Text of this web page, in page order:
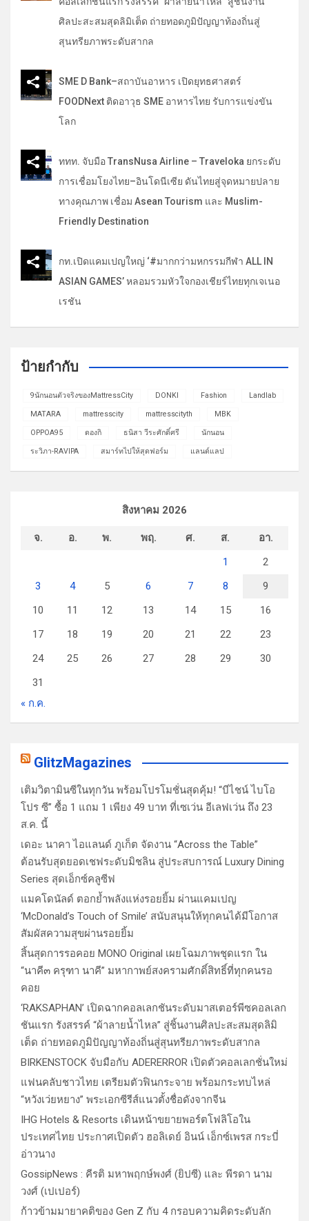
ศิลปะสะสมสุดลิมิเต็ด ถ่ายทอดภูมิปัญญาท้องถิ่นสู่
สุนทรียภาพระดับสากล
SME D Bank–สถาบันอาหาร เปิดยุทธศาสตร์
FOODNext ติดอาวุธ SME อาหารไทย รับการแข่งขัน
โลก
ททท. จับมือ TransNusa Airline – Traveloka ยกระดับ
การเชื่อมโยงไทย–อินโดนีเซีย ดันไทยสู่จุดหมายปลาย
ทางคุณภาพ เชื่อม Asean Tourism และ Muslim-
Friendly Destination
กท.เปิดแคมเปญใหญ่ ‘#มากกว่ามหกรรมกีฬา ALL IN
ASIAN GAMES’ หลอมรวมหัวใจกองเชียร์ไทยทุกเจเนอ
เรชัน
ป้ายกำกับ
9นักนอนตัวจริงของMattressCity DONKI Fashion Landlab
MATARA mattresscity mattresscityth MBK
OPPOA95 ดองกิ ธนิสา วีระศักดิ์ศรี นักนอน
ระวิภา-RAVIPA สมาร์ทไปให้สุดฟอร์ม แลนด์แลป
สิงหาคม 2026
จ. อ. พ. พฤ. ศ. ส.
อา.
1
2
3
4 5 6 7 8
9
10
11 12 13 14 15
16
17
18 19 20 21 22
23
24
25 26 27 28 29
30
31
« ก.ค.
GlitzMagazines
เติมวิตามินซีในทุกวัน พร้อมโปรโมชั่นสุดคุ้ม! “บีไชน์ ไบโอ
โปร ซี” ซื้อ 1 แถม 1 เพียง 49 บาท ที่เซเว่น อีเลฟเว่น ถึง 23
ส.ค. นี้
เดอะ นาคา ไอแลนด์ ภูเก็ต จัดงาน “Across the Table”
ต้อนรับสุดยอดเชฟระดับมิชลิน สู่ประสบการณ์ Luxury Dining
Series สุดเอ็กซ์คลูซีฟ
แมคโดนัลด์ ตอกย้ำพลังแห่งรอยยิ้ม ผ่านแคมเปญ
‘McDonald’s Touch of Smile’ สนับสนุนให้ทุกคนได้มีโอกาส
สัมผัสความสุขผ่านรอยยิ้ม
สิ้นสุดการรอคอย MONO Original เผยโฉมภาพชุดแรก ใน
“นาคี๓ ครุฑา นาคี” มหากาพย์สงครามศักดิ์สิทธิ์ที่ทุกคนรอ
คอย
‘RAKSAPHAN’ เปิดฉากคอลเลกชันระดับมาสเตอร์พีซคอลเลก
ชันแรก รังสรรค์ “ผ้าลายน้ำไหล” สู่ชิ้นงานศิลปะสะสมสุดลิมิ
เต็ด ถ่ายทอดภูมิปัญญาท้องถิ่นสู่สุนทรียภาพระดับสากล
BIRKENSTOCK จับมือกับ ADERERROR เปิดตัวคอลเลกชั่นใหม่
แฟนคลับชาวไทย เตรียมตัวฟินกระจาย พร้อมกระทบไหล่
“หวังเว่ยหยาง” พระเอกซีรีส์แนวตั้งชื่อดังจากจีน
IHG Hotels & Resorts เดินหน้าขยายพอร์ตโฟลิโอใน
ประเทศไทย ประกาศเปิดตัว ฮอลิเดย์ อินน์ เอ็กซ์เพรส กระบี่
อ่าวนาง
GossipNews : คีรติ มหาพฤกษ์พงศ์ (ยิปซี) และ พีรดา นาม
วงศ์ (เปเปอร์)
ก้าวข้ามมายาคติของ Gen Z กับ 4 กรอบความคิดระดับลัก